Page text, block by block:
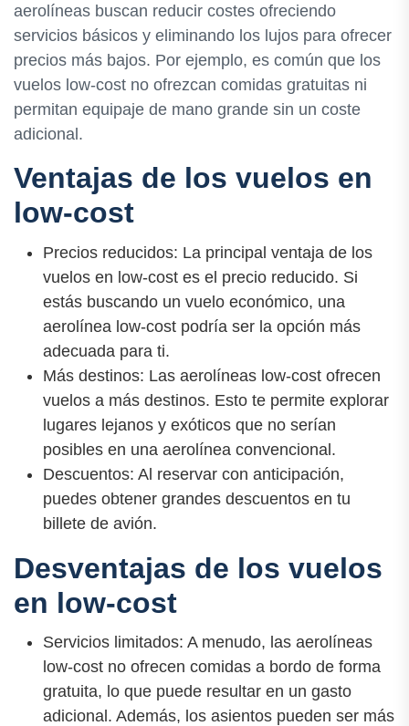
aerolíneas buscan reducir costes ofreciendo
servicios básicos y eliminando los lujos para ofrecer
precios más bajos. Por ejemplo, es común que los
vuelos low-cost no ofrezcan comidas gratuitas ni
permitan equipaje de mano grande sin un coste
adicional.
Ventajas de los vuelos en
low-cost
Precios reducidos: La principal ventaja de los
vuelos en low-cost es el precio reducido. Si
estás buscando un vuelo económico, una
aerolínea low-cost podría ser la opción más
adecuada para ti.
Más destinos: Las aerolíneas low-cost ofrecen
vuelos a más destinos. Esto te permite explorar
lugares lejanos y exóticos que no serían
posibles en una aerolínea convencional.
Descuentos: Al reservar con anticipación,
puedes obtener grandes descuentos en tu
billete de avión.
Desventajas de los vuelos
en low-cost
Servicios limitados: A menudo, las aerolíneas
low-cost no ofrecen comidas a bordo de forma
gratuita, lo que puede resultar en un gasto
adicional. Además, los asientos pueden ser más